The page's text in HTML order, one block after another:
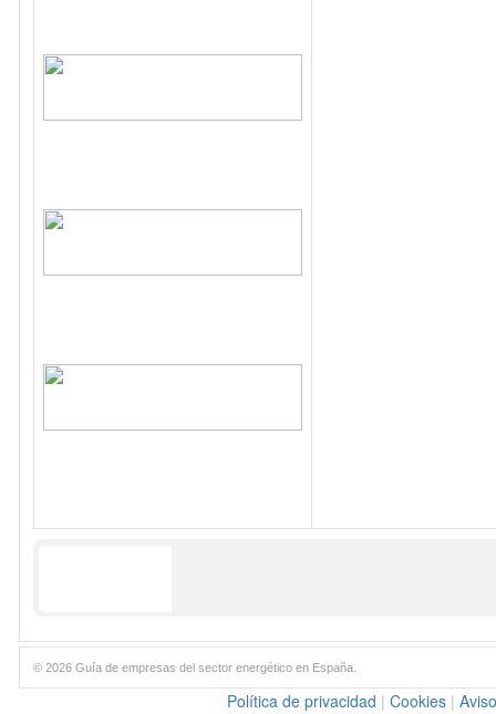
© 2026 Guía de empresas del sector energético en España.
Política de privacidad | Cookies |